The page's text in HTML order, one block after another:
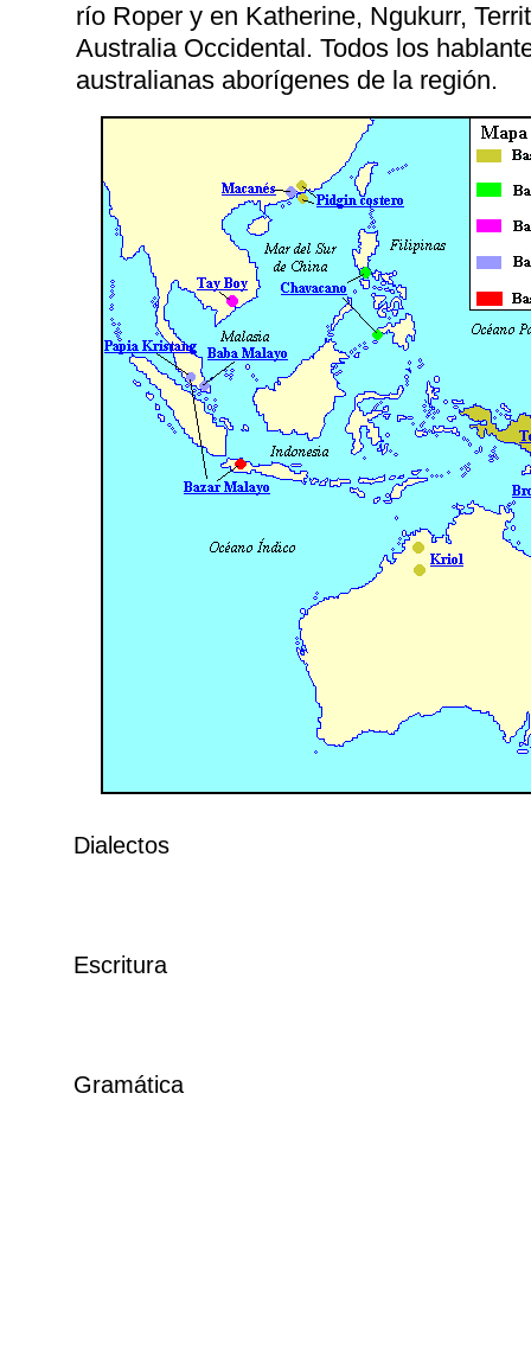
río Roper y en Katherine, Ngukurr,
Australia Occidental. Todos los
australianas aborígenes de la región.
Dialectos
Escritura
Gramática